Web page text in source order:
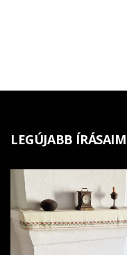
LEGÚJABB ÍRÁSAIM